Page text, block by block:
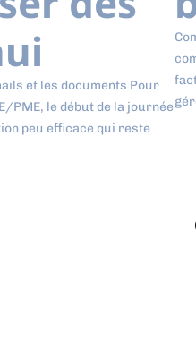
et les documents Pour
PME, le début de la journée
peu efficace qui reste